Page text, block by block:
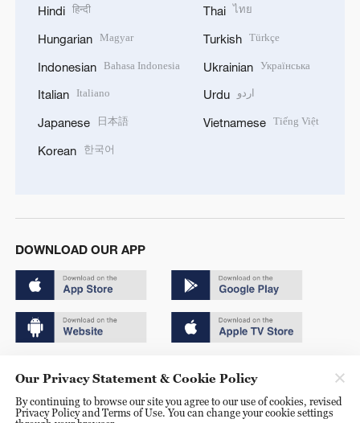
Hindi हिन्दी
Hungarian Magyar
Indonesian Bahasa Indonesia
Italian Italiano
Japanese 日本語
Korean 한국어
Thai ไทย
Turkish Türkçe
Ukrainian Українська
Urdu اردو
Vietnamese Tiếng Việt
DOWNLOAD OUR APP
京ICP备20000184号
Our Privacy Statement & Cookie Policy
By continuing to browse our site you agree to our use of cookies, revised
Privacy Policy and Terms of Use. You can change your cookie settings